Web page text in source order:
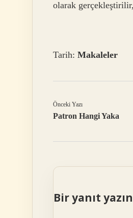
olarak
Tarih: Makaleler
Önceki Yazı
Patron Hangi Yaka
Bir yanıt yazın